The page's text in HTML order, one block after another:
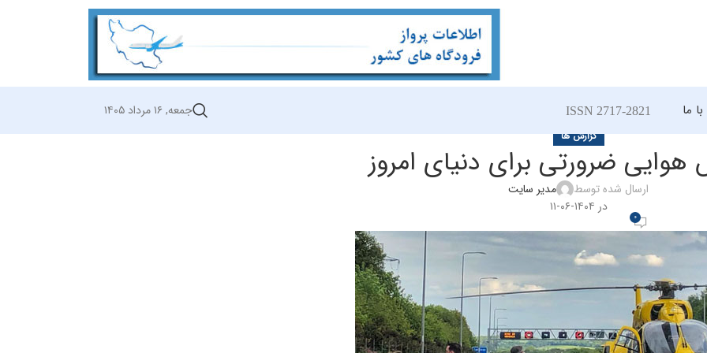
ما ISSN 2717-2821 جمعه, ۱۶ مرداد ۱۴۰۵
گزارش ها
هوایی ضرورتی برای دنیای امروز
ارسال شده توسط
مدیر سایت
در ۱۴۰۴-۰۶-۱۱
0